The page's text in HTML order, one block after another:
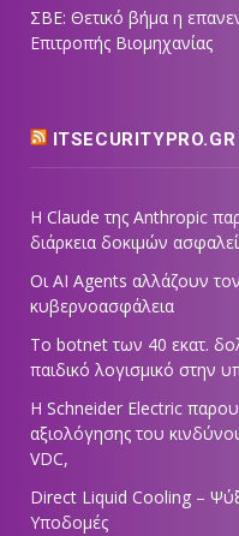
ΣΒΕ: Θετικό βήμα η
Επιτροπής Βιομηχανίας
ITSECURITYPRO.GR
Η Claude της Anthropic
διάρκεια δοκιμών
Οι AI Agents αλλάζουν
κυβερνοασφάλεια
Το botnet των 40 εκατ.
παιδικό λογισμικό στην
Η Schneider Electric
αξιολόγησης του
VDC,
Direct Liquid Cooling –
Υποδομές